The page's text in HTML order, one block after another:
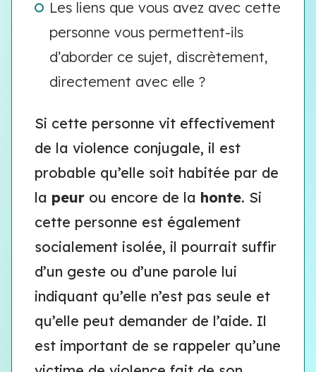
Les liens que vous avez avec cette
personne vous permettent-ils
d’aborder ce sujet, discrètement,
directement avec elle ?
Si cette personne vit effectivement
de la violence conjugale, il est
probable qu’elle soit habitée par de
la peur ou encore de la honte. Si
cette personne est également
socialement isolée, il pourrait suffir
d’un geste ou d’une parole lui
indiquant qu’elle n’est pas seule et
qu’elle peut demander de l’aide. Il
est important de se rappeler qu’une